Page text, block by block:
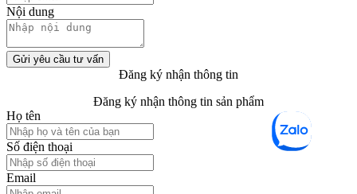
Nội dung
Gửi yêu cầu tư vấn
Đăng ký nhận thông tin
Đăng ký nhận thông tin sản phẩm
Họ tên
Số điện thoại
Email